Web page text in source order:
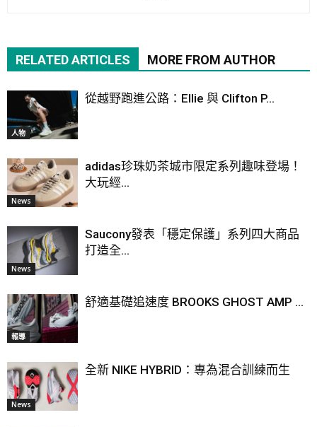
RELATED ARTICLES MORE FROM AUTHOR
人物
從越野跑進公路：Ellie 與 Clifton P...
News
adidas珍珠奶茶城市限定系列趣味登場！
大玩經...
News
Saucony發表「穩定保護」系列四大商品
打造全...
報導
舒適基礎追速度 BROOKS GHOST AMP ...
News
全新 NIKE HYBRID：專為混合訓練而生